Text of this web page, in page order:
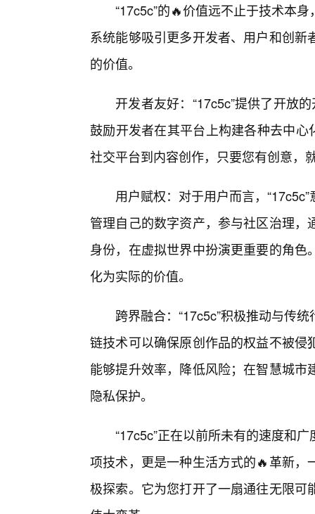
“17c5c”的🔥价值远不止于技术本
系统能够吸引更多开发者、用户和创
的价值。
开发者友好：“17c5c”提供了开放
鼓励开发者在其平台上构建各种去中
社交平台到内容创作，只要您有创意，
用户赋权：对于用户而言，
管理自己的数字资产，参与社区治理
身份，在虚拟世界中扮演更重要的角
化为实际的价值。
跨界融合：“17c5c”积极推动与传
链技术可以确保原创作品的权益不被
能够提升效率，降低风险；在智慧城
隐私保护。
“17c5c”正在以前所未有的速度和
项技术，更是一种生活方式的🔥革新
极探索。它为您打开了一扇通往无限